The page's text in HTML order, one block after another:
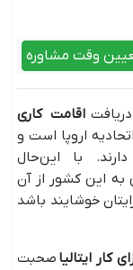
وقت مشاوره
اقامت کاری
اروپا است و
با این‌حال
به این کشور از آن
خوشایند باشد
کار ایتالیا صحبت